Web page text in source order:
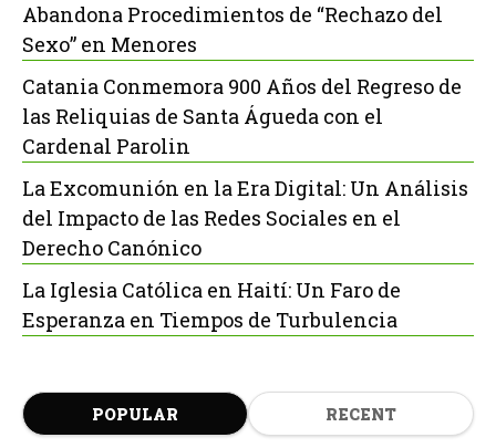
Abandona Procedimientos de “Rechazo del
Sexo” en Menores
Catania Conmemora 900 Años del Regreso de
las Reliquias de Santa Águeda con el
Cardenal Parolin
La Excomunión en la Era Digital: Un Análisis
del Impacto de las Redes Sociales en el
Derecho Canónico
La Iglesia Católica en Haití: Un Faro de
Esperanza en Tiempos de Turbulencia
POPULAR RECENT